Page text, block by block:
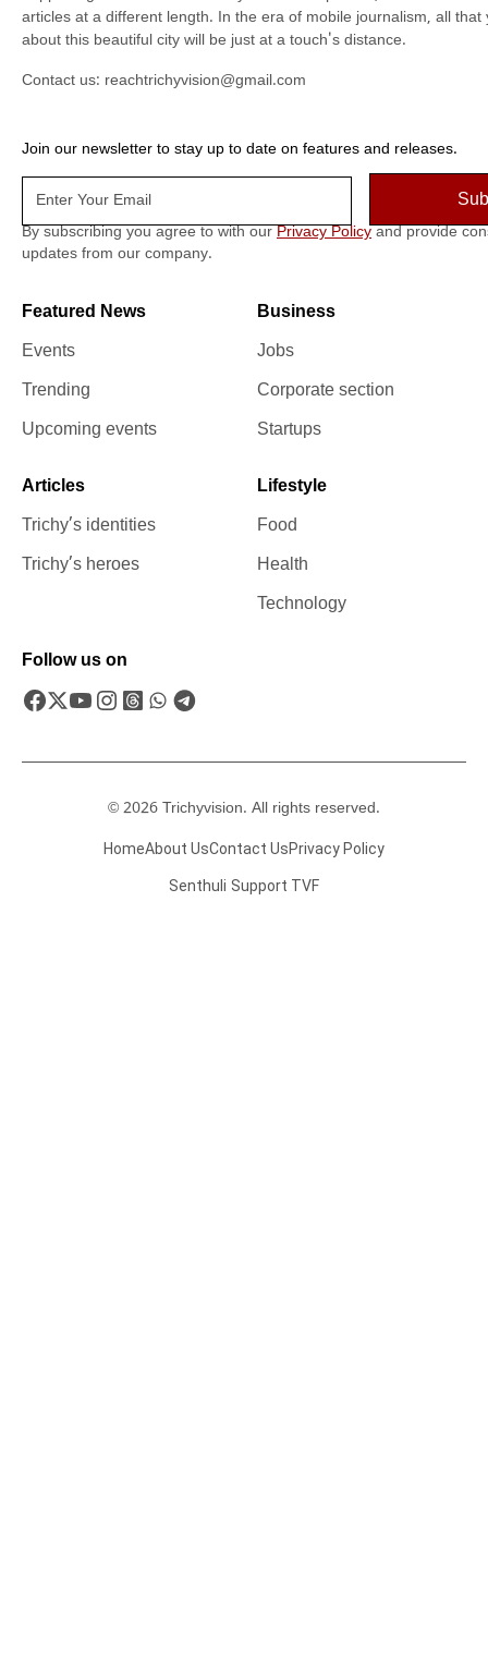
articles at a different length. In the era of mobile journalism, all that
about this beautiful city will be just at a touch's distance.
Contact us: reachtrichyvision@gmail.com
Join our newsletter to stay up to date on features and releases.
By subscribing you agree to with our Privacy Policy and provide
updates from our company.
Featured News
Events
Trending
Upcoming events
Business
Jobs
Corporate section
Startups
Articles
Trichy’s identities
Trichy’s heroes
Lifestyle
Food
Health
Technology
Follow us on
© 2026 Trichyvision. All rights reserved.
HomeAbout UsContact UsPrivacy Policy
Senthuli Support TVF